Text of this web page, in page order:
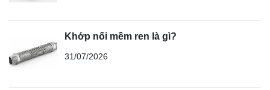
Khớp nối mềm ren là gì?
31/07/2026